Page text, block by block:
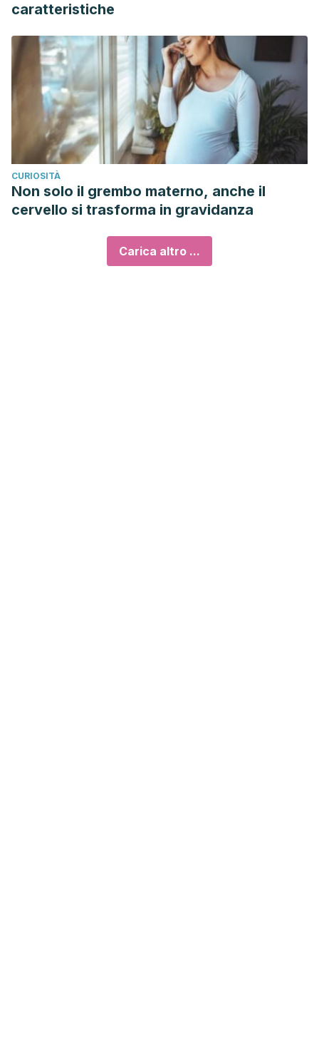
caratteristiche
CURIOSITÀ
Non solo il grembo materno, anche il
cervello si trasforma in gravidanza
Carica altro ...